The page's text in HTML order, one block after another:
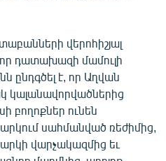
վերոհիշյալ
դատախազի մամուլի
ընդգծել է, որ Աղվան
կալանավորվածներից
բողոքներ ունեն
սահմանված ռեժիմից,
վարչակազմից եւ